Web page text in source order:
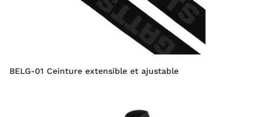
BELG-01 Ceinture extensible et ajustable